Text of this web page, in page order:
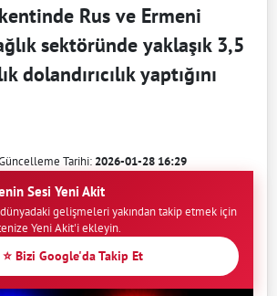
Rus ve Ermeni
sektöründe yaklaşık 3,5
dolandırıcılık yaptığını
Tarihi:2026-01-28 16:29
Sesi Yeni Akit
gelişmeleri yakından takip etmek için
Yeni Akit'i ekleyin.
⭐ Bizi Google'da Takip Et